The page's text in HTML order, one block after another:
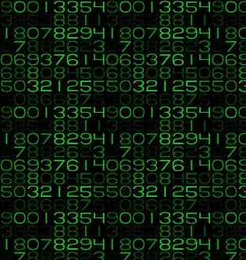
En resumen, una vez aparece un país ya
Las "medidas de seguridad" no tienen por
Salu2
32 C, C++, C#, Java, Visual Basic, HTML,
«en:13 de Enero 2022, 19:24 »
Buenas, para quien revise este hilo aquí
Código:[Seleccionar]
//arbol en java inorden, posorden,
//definicion de la clase NodoArbol
class NodoArbol {
//miembros de acceso
NodoArbol nodoizquierdo;